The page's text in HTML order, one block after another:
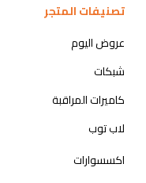
تصنيفات المتجر
عروض اليوم
شبكات
كاميرات المراقبة
لاب توب
اكسسوارات